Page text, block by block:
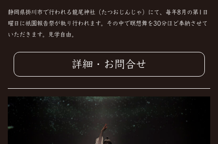
静岡県掛川市で行われる龍尾神社（たつおじんじゃ）にて、毎年8月の第1日
曜日に祇園報告祭が執り行われます。その中で瞑想舞を30分ほど奉納させて
いただきます。見学自由。
詳細・お問合せ